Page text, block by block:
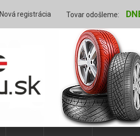
Nová registrácia Tovar odošleme: